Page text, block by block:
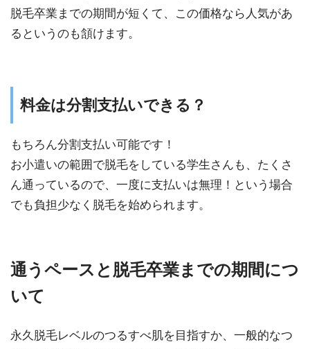
脱毛卒業までの期間が短くて、この価格なら人気があ
るというのも頷けます。
料金は分割支払いできる？
もちろん分割支払い可能です！
お小遣いの範囲で脱毛をしている学生さんも、たくさ
ん通っているので、一度に支払いは無理！という場合
でも負担少なく脱毛を始められます。
通うペースと脱毛卒業までの期間につ
いて
永久脱毛レベルのつるすべ肌を目指すか、一般的なつ